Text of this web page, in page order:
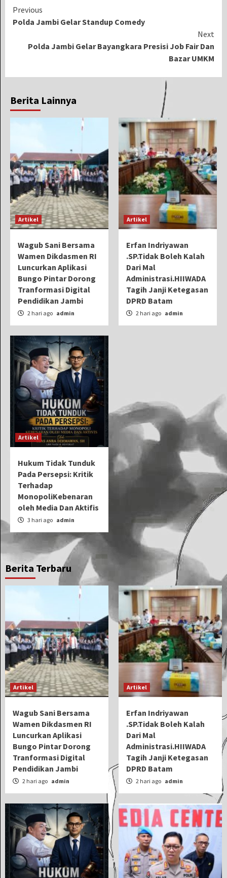
Continue
Reading
Previous
Polda Jambi Gelar Standup Comedy
Next
Polda Jambi Gelar Bayangkara Presisi Job Fair Dan
Bazar UMKM
Berita Lainnya
Artikel
Wagub Sani Bersama
Wamen Dikdasmen RI
Luncurkan Aplikasi
Bungo Pintar Dorong
Tranformasi Digital
Pendidikan Jambi
2 hari ago admin
Artikel
Erfan Indriyawan
.SP.Tidak Boleh Kalah
Dari Mal
Administrasi.HIIWADA
Tagih Janji Ketegasan
DPRD Batam
2 hari ago admin
Artikel
Hukum Tidak Tunduk
Pada Persepsi: Kritik
Terhadap
MonopoliKebenaran
oleh Media Dan Aktifis
3 hari ago admin
Berita Terbaru
Artikel
Wagub Sani Bersama
Wamen Dikdasmen RI
Luncurkan Aplikasi
Bungo Pintar Dorong
Tranformasi Digital
Pendidikan Jambi
2 hari ago admin
Artikel
Erfan Indriyawan
.SP.Tidak Boleh Kalah
Dari Mal
Administrasi.HIIWADA
Tagih Janji Ketegasan
DPRD Batam
2 hari ago admin